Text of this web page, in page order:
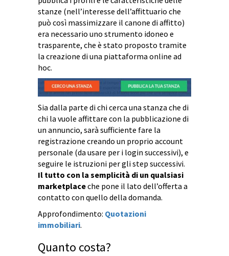
stanze (nell’interesse dell’affittuario che
può così massimizzare il canone di affitto)
era necessario uno strumento idoneo e
trasparente, che è stato proposto tramite
la creazione di una piattaforma online ad
hoc.
Sia dalla parte di chi cerca una stanza che di
chi la vuole affittare con la pubblicazione di
un annuncio, sarà sufficiente fare la
registrazione creando un proprio account
personale (da usare per i login successivi), e
seguire le istruzioni per gli step successivi.
Il tutto con la semplicità di un qualsiasi
marketplaceche pone il lato dell’offerta a
contatto con quello della domanda.
Approfondimento: Quotazioni
immobiliari.
Quanto costa?